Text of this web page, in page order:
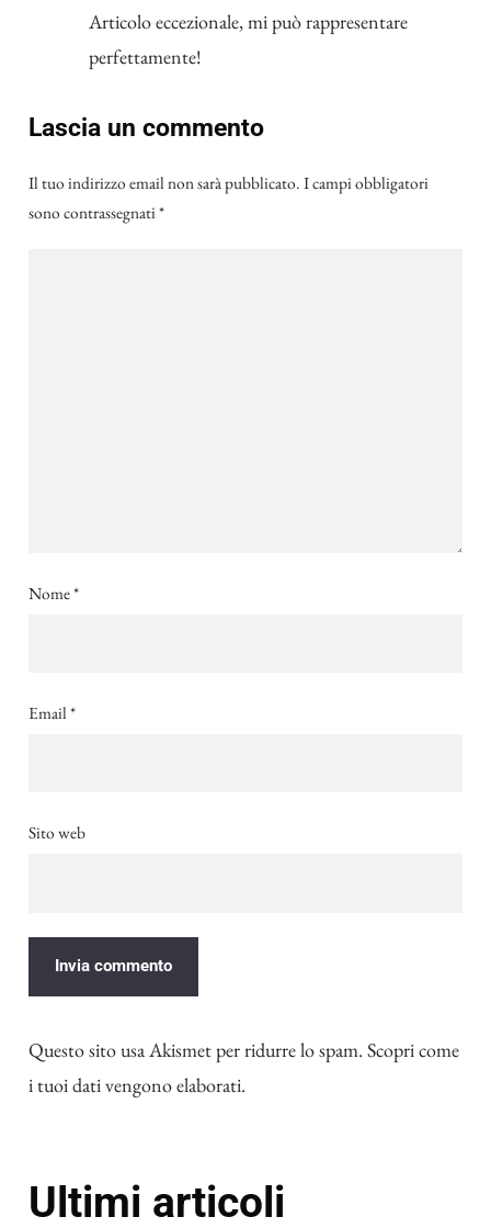
Articolo eccezionale, mi può rappresentare
perfettamente!
Lascia un commento
Il tuo indirizzo email non sarà pubblicato.I campi obbligatori
sono contrassegnati*
Nome*
Email*
Sito web
Questo sito usa Akismet per ridurre lo spam. Scopri come
i tuoi dati vengono elaborati.
Ultimi articoli